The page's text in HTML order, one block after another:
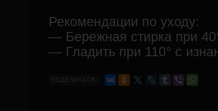
Рекомендации по уходу:
— Бережная стирка при
— Гладить при 110° с
ПОДЕЛИТЬСЯ: